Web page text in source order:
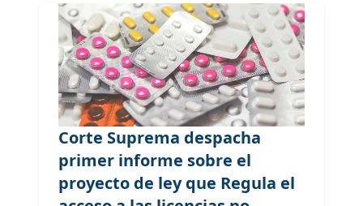
Corte Suprema despacha
primer informe sobre el
proyecto de ley que Regula el